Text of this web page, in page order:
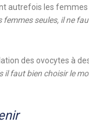
autrefois les
femmes seules, il ne
des ovocytes à
il faut bien choisir le